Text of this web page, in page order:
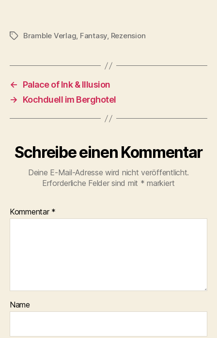
Schlagwörter
Bramble Verlag, Fantasy, Rezension
←
Palace of Ink & Illusion
→
Kochduell im Berghotel
Schreibe einen Kommentar
Deine E-Mail-Adresse wird nicht veröffentlicht.
Erforderliche Felder sind mit * markiert
Kommentar *
Name